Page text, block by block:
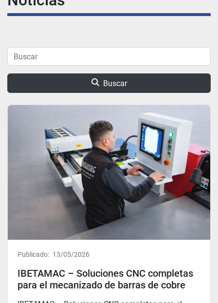
Buscar
Publicado: 13/05/2026
IBETAMAC – Soluciones CNC completas
para el mecanizado de barras de cobre